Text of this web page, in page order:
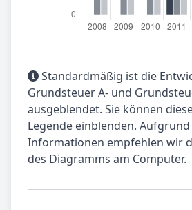
Standardmäßig ist die
Grundsteuer A- und
ausgeblendet. Sie können
Legende einblenden.
Informationen empfehlen wir
des Diagramms am Computer.